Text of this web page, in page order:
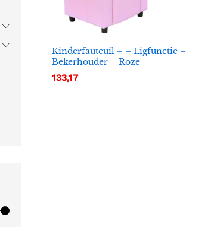
Kinderfauteuil – – Ligfunctie –
Bekerhouder – Roze
133,17
133,17